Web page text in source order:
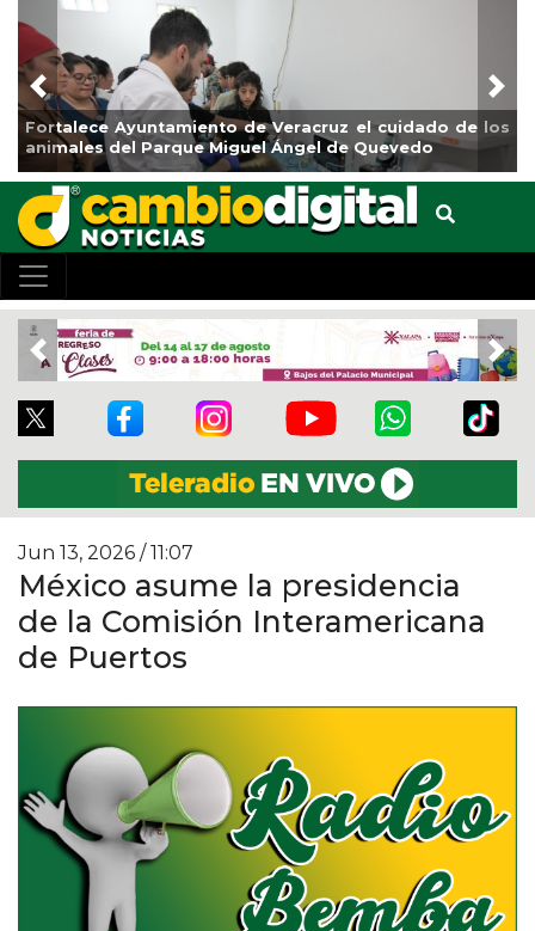
Fortalece Ayuntamiento de Veracruz el cuidado de los
animales del Parque Miguel Ángel de Quevedo
Previous
Previous
Jun 13, 2026 / 11:07
México asume la presidencia
de la Comisión Interamericana
de Puertos